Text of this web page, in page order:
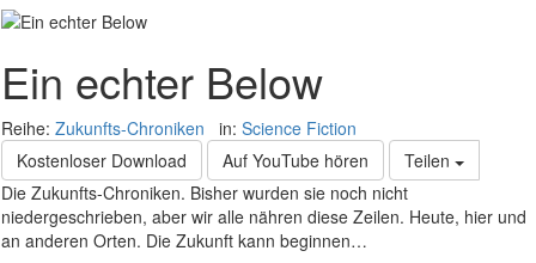
Ein echter Below
Reihe: Zukunfts-Chroniken in: Science Fiction
Kostenloser Download
Auf YouTube hören
Teilen
Die Zukunfts-Chroniken. Bisher wurden sie noch nicht
niedergeschrieben, aber wir alle nähren diese Zeilen. Heute, hier und
an anderen Orten. Die Zukunft kann beginnen…